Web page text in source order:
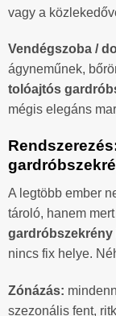
vagy a
Vendégszoba /
ágyneműnek,
tolóajtós
mégis elegáns
A legtöbb ember
tároló, hanem
gardróbszekrény
nincs fix helye.
Zónázás:
szezonális fent,